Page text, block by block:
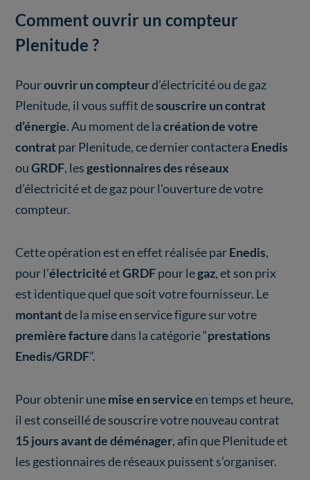
Comment ouvrir un compteur
Plenitude ?
Pourouvrir un compteurd’électricité ou de gaz
Plenitude, il vous suffit desouscrire un contrat
d’énergie. Au moment de lacréation de votre
contratpar Plenitude, ce dernier contactera Enedis
ouGRDF, lesgestionnaires des réseaux
d’électricité et de gaz pour l’ouverture de votre
compteur.
Cette opération est en effet réalisée parEnedis,
pour l’électricitéetGRDFpour legaz, et son prix
est identique quel que soit votre fournisseur. Le
montantde la mise en service figure sur votre
première facturedans la catégorie “prestations
Enedis/GRDF”.
Pour obtenir unemise en serviceen temps et heure,
il est conseillé de souscrire votre nouveau contrat
15 jours avant de déménager, afin que Plenitude et
les gestionnaires de réseaux puissent s’organiser.